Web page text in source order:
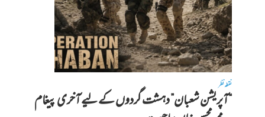
نقطہ نظر
“آپریشن شعبان” دہشت گردوں کے لیے آخری پیغام